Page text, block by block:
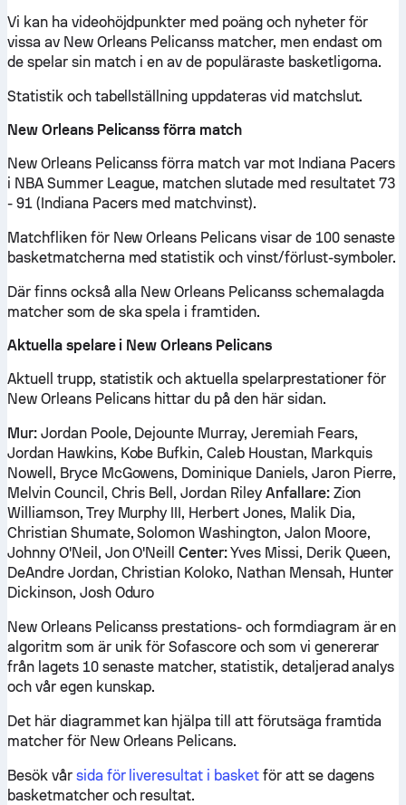
Vi kan ha videohöjdpunkter med poäng och nyheter för
vissa av New Orleans Pelicanss matcher, men endast om
de spelar sin match i en av de populäraste basketligorna.
Statistik och tabellställning uppdateras vid matchslut.
New Orleans Pelicanss förra match
New Orleans Pelicanss förra match var mot Indiana Pacers
i NBA Summer League, matchen slutade med resultatet 73
- 91 (Indiana Pacers med matchvinst).
Matchfliken för New Orleans Pelicans visar de 100 senaste
basketmatcherna med statistik och vinst/förlust-symboler.
Där finns också alla New Orleans Pelicanss schemalagda
matcher som de ska spela i framtiden.
Aktuella spelare i New Orleans Pelicans
Aktuell trupp, statistik och aktuella spelarprestationer för
New Orleans Pelicans hittar du på den här sidan.
Mur:Jordan Poole, Dejounte Murray, Jeremiah Fears,
Jordan Hawkins, Kobe Bufkin, Caleb Houstan, Markquis
Nowell, Bryce McGowens, Dominique Daniels, Jaron Pierre,
Melvin Council, Chris Bell, Jordan Riley Anfallare:Zion
Williamson, Trey Murphy III, Herbert Jones, Malik Dia,
Christian Shumate, Solomon Washington, Jalon Moore,
Johnny O'Neil, Jon O'NeillCenter:Yves Missi, Derik Queen,
DeAndre Jordan, Christian Koloko, Nathan Mensah, Hunter
Dickinson, Josh Oduro
New Orleans Pelicanss prestations- och formdiagram är en
algoritm som är unik för Sofascore och som vi genererar
från lagets 10 senaste matcher, statistik, detaljerad analys
och vår egen kunskap.
Det här diagrammet kan hjälpa till att förutsäga framtida
matcher för New Orleans Pelicans.
Besök vår sida för liveresultat i basketför att se dagens
basketmatcher och resultat.